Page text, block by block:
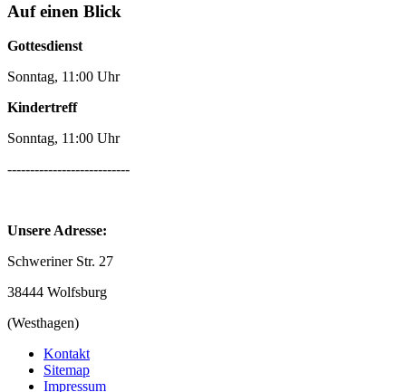
Auf einen Blick
Gottesdienst
Sonntag, 11:00 Uhr
Kindertreff
Sonntag, 11:00 Uhr
---------------------------
Unsere Adresse:
Schweriner Str. 27
38444 Wolfsburg
(Westhagen)
Kontakt
Sitemap
Impressum